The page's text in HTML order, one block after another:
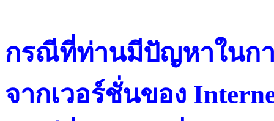
กรณีที่ท่านมีปัญหาในกา
จากเวอร์ชั่นของ